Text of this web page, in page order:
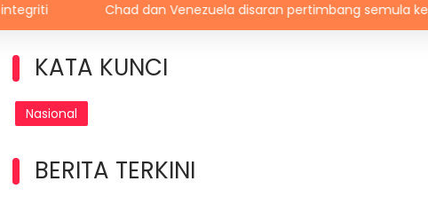
Chad dan Venezuela disaran pertimbang semula keputusan tarik
KATA KUNCI
Nasional
BERITA TERKINI